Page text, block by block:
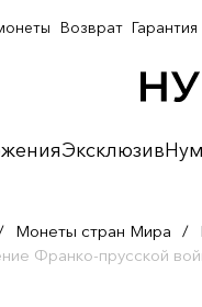
Эксклюзив
Возврат
Монеты стран Мира /
Франко-прусской